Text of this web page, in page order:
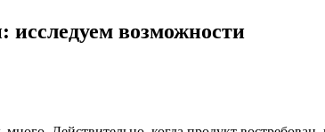
исследуем возможности